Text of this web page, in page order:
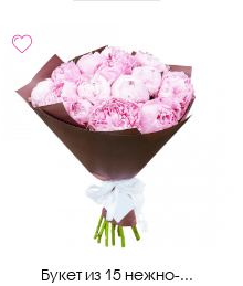
Букет из 15 нежно-...